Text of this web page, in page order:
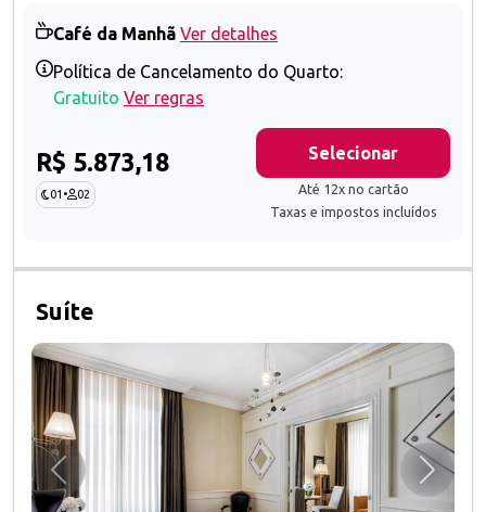
Café da Manhã Ver detalhes
Política de Cancelamento do Quarto:
Gratuito Ver regras
R$ 5.873,18
01 • 02
Selecionar
Até 12x no cartão
Taxas e impostos incluídos
Suíte
Anterior